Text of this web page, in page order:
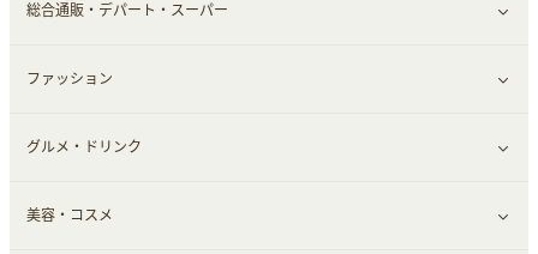
総合通販・デパート・スーパー
すべて見る
総合通販
ファッション
すべて見る
ファッション
グルメ・ドリンク
すべて見る
美容・コスメ